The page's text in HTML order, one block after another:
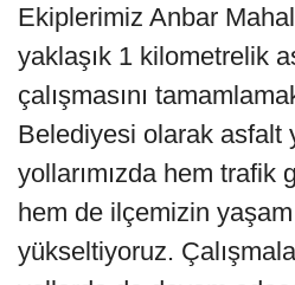
Ekiplerimiz Anbar
yaklaşık 1 kilometrelik
çalışmasını
Belediyesi olarak asfalt
yollarımızda hem trafik
hem de ilçemizin
yükseltiyoruz.